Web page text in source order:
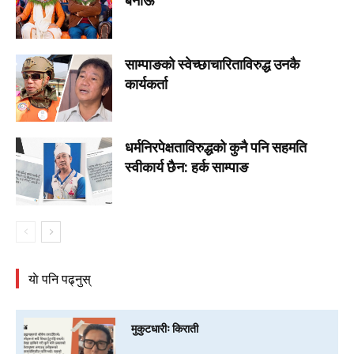
साम्पाङको स्वेच्छाचारिताविरुद्ध उनकै
कार्यकर्ता
धर्मनिरपेक्षताविरुद्धको कुनै पनि सहमति
स्वीकार्य छैन: हर्क साम्पाङ
याे पनि पढ्नुस्
मुकुटधारीः किराती